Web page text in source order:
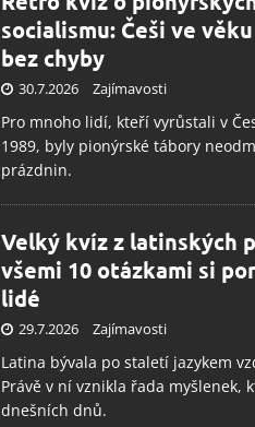
socialismu: Češi ve
bez chyby
30.7.2026 Zajímavosti
Pro mnoho lidí, kteří vyrůstali v
1989, byly pionýrské tábory
prázdnin.
Velký kvíz z latinských
všemi 10 otázkami si
lidé
29.7.2026 Zajímavosti
Latina bývala po staletí jazykem
Právě v ní vznikla řada myšlenek,
dnešních dnů.